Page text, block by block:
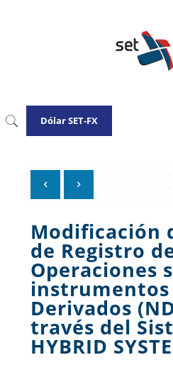
Dólar SET-FX
Modificación
de Registro
Operaciones
Derivados
través del
HYBRID